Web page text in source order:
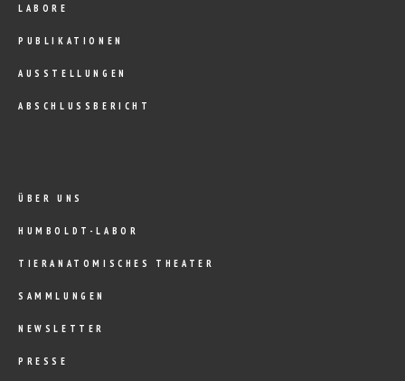
LABORE
PUBLIKATIONEN
AUSSTELLUNGEN
ABSCHLUSSBERICHT
ÜBER UNS
HUMBOLDT-LABOR
TIERANATOMISCHES THEATER
SAMMLUNGEN
NEWSLETTER
PRESSE